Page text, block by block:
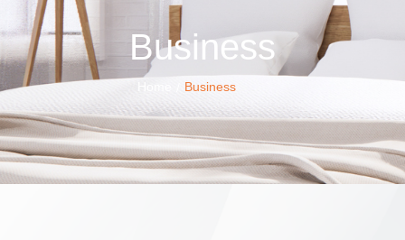
Business
Business